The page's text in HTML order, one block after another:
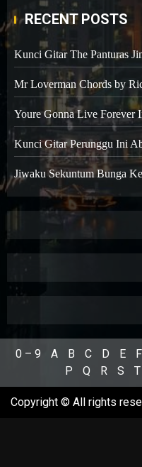
RECENT POSTS
Kunci Gitar The Panturas
Mr Loverman Chords by
Youre Gonna Live Forever
Kunci Gitar Perunggu Ini
Jiwaku Sekuntum Bunga
0 – 9 A B C D E F
P
Q R S T
Copyright © All rights